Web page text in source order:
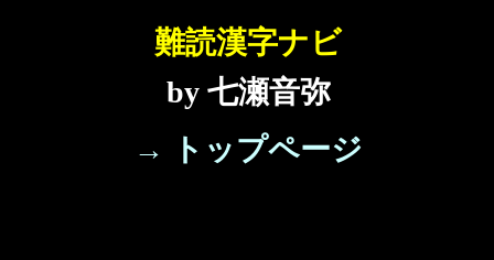
難読漢字ナビ
by 七瀬音弥
→ トップページ